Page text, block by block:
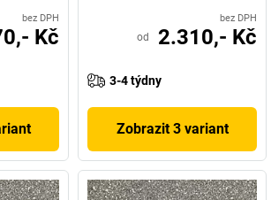
bez DPH
Kč
bez DPH
od 2.310,- Kč
3-4 týdny
Zobrazit 3 variant